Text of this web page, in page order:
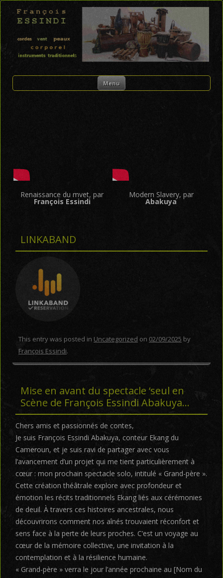
FRANÇOIS ESSINDI
Menu Skip to content
Renaissance du mvet, par
François Essindi
Modern Slavery, par
Abakuya
LINKABAND
This entry was posted in Uncategorized on 02/09/2025 by
François Essindi.
Mise en avant du spectacle ‘seul en
Scène de François Essindi Abakuya…
Chers amis et passionnés de contes,
Je suis François Essindi Abakuya, conteur Ekang du
Cameroun, et je suis ravi de partager avec vous
l’avancement d’un projet qui me tient particulièrement à
cœur : mon prochain spectacle solo, intitulé « Grand-père ».
Cette création théâtrale explore avec profondeur et
émotion les récits traditionnels Ekang liés aux cérémonies
de deuil. À travers ces histoires ancestrales, nous
découvrirons comment nos aînés trouvaient réconfort et
sens face à la perte de leurs proches. C’est un voyage au
cœur de la mémoire collective, une invitation à la
contemplation et à la résilience humaine.
« Grand-père » verra le jour l’année prochaine au [Nom du